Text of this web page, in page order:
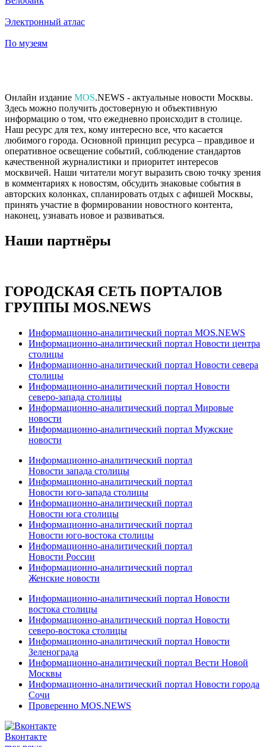
Электронный атлас
По музеям
Онлайн издание MOS.NEWS - актуальные новости Москвы.
Здесь можно получить достоверную и объективную
информацию о том, что ежедневно происходит в столице.
Наш ресурс для тех, кому интересно все, что касается
любимого города. Основной принцип ресурса – правдивое и
оперативное освещение событий, соблюдение стандартов
качественной журналистики и приоритет интересов
москвичей. Наши читатели могут выразить свою точку зрения
в комментариях к новостям, обсудить знаковые события в
авторских колонках, спланировать отдых с афишей Москвы,
принять участие в формировании новостного контента,
наконец, узнавать новое и развиваться.
Наши партнёры
ГОРОДСКАЯ СЕТЬ ПОРТАЛОВ
ГРУППЫ MOS.NEWS
Информационно-аналитический портал MOS.NEWS
Информационно-аналитический портал Новости центра
столицы
Информационно-аналитический портал Новости севера
столицы
Информационно-аналитический портал Новости
северо-запада столицы
Информационно-аналитический портал Мировые
новости
Информационно-аналитический портал Мужские
новости
Информационно-аналитический портал
Новости запада столицы
Информационно-аналитический портал
Новости юго-запада столицы
Информационно-аналитический портал
Новости юга столицы
Информационно-аналитический портал
Новости юго-востока столицы
Информационно-аналитический портал
Новости России
Информационно-аналитический портал
Женские новости
Информационно-аналитический портал Новости
востока столицы
Информационно-аналитический портал Новости
северо-востока столицы
Информационно-аналитический портал Новости
Зеленограда
Информационно-аналитический портал Вести Новой
Москвы
Информационно-аналитический портал Новости города
Сочи
Проверенно MOS.NEWS
Вконтакте